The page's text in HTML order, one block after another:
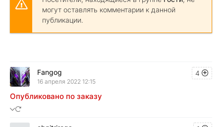
могут оставлять комментарии к данной
публикации.
4
Fangog
16 апреля 2022 12:15
Опубликовано по заказу